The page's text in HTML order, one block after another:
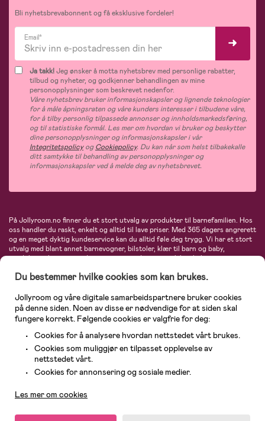
Bli nyhetsbrevabonnent og få eksklusive fordeler!
Email*
Ja takk!Jeg ønsker å motta nyhetsbrev med personlige rabatter,
tilbud og nyheter, og godkjenner behandlingen av mine
personopplysninger som beskrevet nedenfor.
Våre nyhetsbrev bruker informasjonskapsler og lignende teknologier
for å måle åpningsraten og våre kunders interesser i tilbudene våre,
for å tilby personlig tilpassede annonser og innholdsmarkedsføring,
og til statistiske formål. Les mer om hvordan vi bruker og beskytter
dine personopplysninger og informasjonskapsler i vår
IntegritetspolicyogCookiepolicy. Du kan når som helst tilbakekalle
ditt samtykke til behandling av personopplysninger og
informasjonskapsler ved å melde deg av nyhetsbrevet.
På Jollyroom.no finner du et stort utvalg av produkter til barnefamilien. Hos
oss handler du raskt, enkelt og alltid til lave priser. Med 365 dagers angrerett
og en meget dyktig kundeservice kan du alltid føle deg trygg. Vi har et stort
utvalg med blant annet barnevogner, bilstoler, klær til barn og baby,
produkter til mor, mengder av inspirerende interiør, leker, babyustyr og mye
Maxi-Cosi, Baby Jogger, BabyBjörn, Didriksons, KidKraft, Ergobaby, Philips
største nettbutikk for barn og baby!
Du bestemmer hvilke cookies som kan brukes.
Jollyroom og våre digitale samarbeidspartnere bruker cookies
på denne siden. Noen av disse er nødvendige for at siden skal
fungere korrekt. Følgende cookies er valgfrie for deg:
Cookies for å analysere hvordan nettstedet vårt brukes.
Cookies som muliggjør en tilpasset opplevelse av
nettstedet vårt.
Cookies for annonsering og sosiale medier.
Les mer om cookies